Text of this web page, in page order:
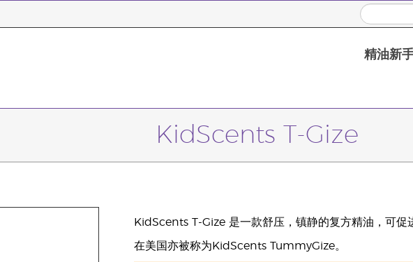
精油新
KidScents T-Gize
KidScents T-Gize 是一款舒压，镇静的复方精油，可促
在美国亦被称为KidScents TummyGize。